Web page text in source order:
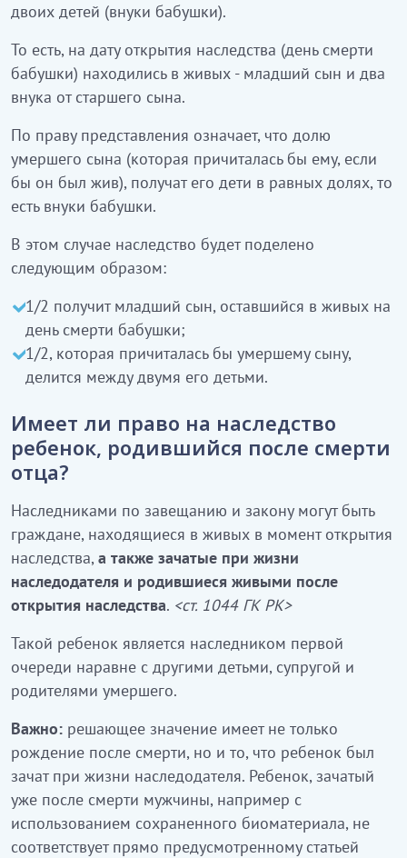
двоих детей (внуки бабушки).
То есть, на дату открытия наследства (день смерти
бабушки) находились в живых - младший сын и два
внука от старшего сына.
По праву представления означает, что долю
умершего сына (которая причиталась бы ему, если
бы он был жив), получат его дети в равных долях, то
есть внуки бабушки.
В этом случае наследство будет поделено
следующим образом:
1/2 получит младший сын, оставшийся в живых на
день смерти бабушки;
1/2, которая причиталась бы умершему сыну,
делится между двумя его детьми.
Имеет ли право на наследство
ребенок, родившийся после смерти
отца?
Наследниками по завещанию и закону могут быть
граждане, находящиеся в живых в момент открытия
наследства, а также зачатые при жизни
наследодателя и родившиеся живыми после
открытия наследства. <ст. 1044 ГК РК>
Такой ребенок является наследником первой
очереди наравне с другими детьми, супругой и
родителями умершего.
Важно: решающее значение имеет не только
рождение после смерти, но и то, что ребенок был
зачат при жизни наследодателя. Ребенок, зачатый
уже после смерти мужчины, например с
использованием сохраненного биоматериала, не
соответствует прямо предусмотренному статьей